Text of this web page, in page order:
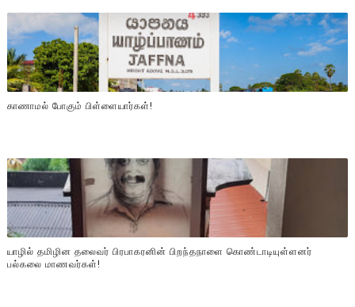
காணாமல் போகும் பிள்ளையார்கள்!
யாழில் தமிழின தலைவர் பிரபாகரனின் பிறந்தநாளை கொண்டாடியுள்ளனர்
பல்கலை மாணவர்கள்!